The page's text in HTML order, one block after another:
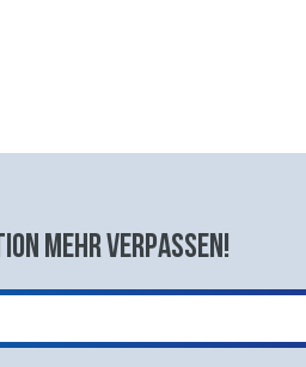
mehr verpassen!